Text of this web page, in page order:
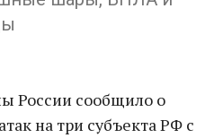
России сообщило о
на три субъекта РФ с